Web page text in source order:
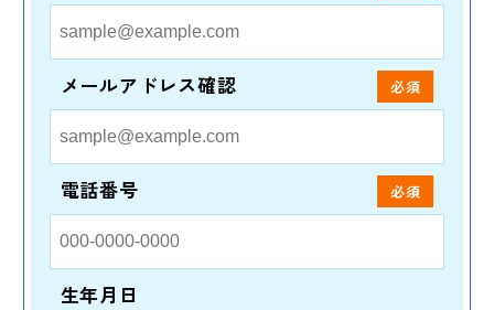
メールアドレス確認 必須
電話番号 必須
生年月日